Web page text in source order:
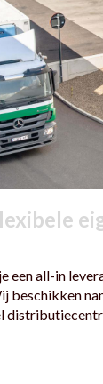
een all-in
beschikken